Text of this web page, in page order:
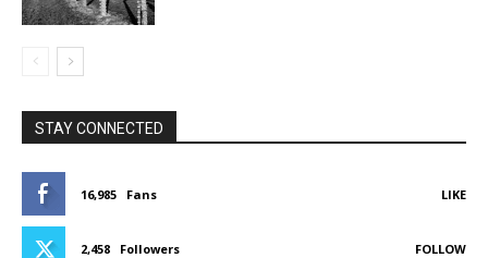
STAY CONNECTED
16,985 Fans LIKE
2,458 Followers FOLLOW